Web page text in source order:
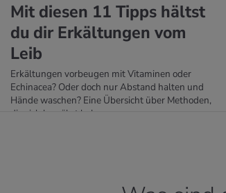
Mit die­sen 11 Tipps hältst
du dir Er­käl­tun­gen vom
Leib
Erkältungen vorbeugen mit Vitaminen oder
Echinacea? Oder doch nur Abstand halten und
Hände waschen? Eine Übersicht über Methoden,
die sich bewährt haben.